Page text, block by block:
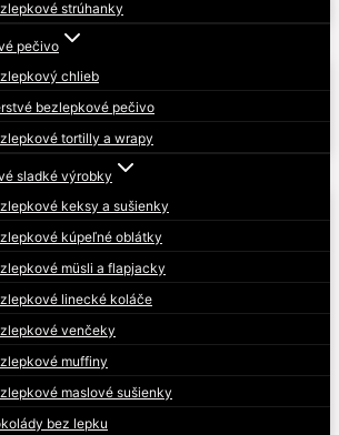
strúhanky
pečivo
chlieb
bezlepkové pečivo
tortilly a wrapy
sladké výrobky
keksy a sušienky
kúpeľné oblátky
müsli a flapjacky
linecké koláče
venčeky
muffiny
maslové sušienky
bez lepku